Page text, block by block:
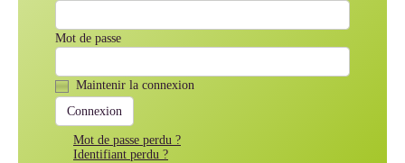
Mot de passe
Maintenir la connexion
Mot de passe perdu ?
Identifiant perdu ?